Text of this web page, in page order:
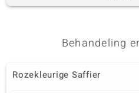
Behandeling
Rozekleurige Saffier